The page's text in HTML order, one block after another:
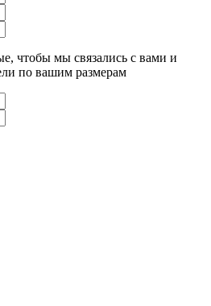
чтобы мы связались с вами и
по вашим размерам